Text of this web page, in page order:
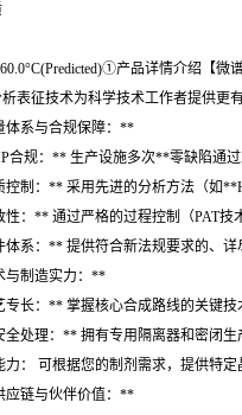
产品详情介绍【微谱
表征技术为科学技术工作者提供更
体系与合规保障：**
规：** 生产设施多次**零缺陷通过
制：** 采用先进的分析方法（如
：** 通过严格的过程控制（PAT技
系：** 提供符合新法规要求的、详
与制造实力：**
长：** 掌握核心合成路线的关键技
处理：** 拥有专用隔离器和密闭生
： 可根据您的制剂需求，提供特定
链与伙伴价值：**